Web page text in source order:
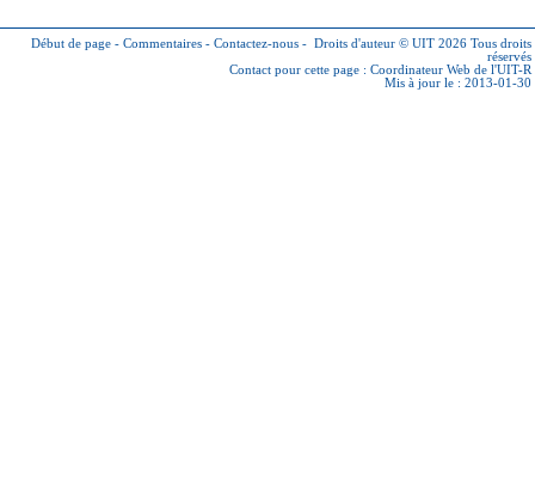
Début de page - Commentaires - Contactez-nous - Droits d'auteur © UIT 2026 Tous droits
réservés
Contact pour cette page : Coordinateur Web de l'UIT-R
Mis à jour le : 2013-01-30